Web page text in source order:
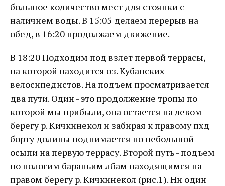
большое количество мест для стоянки с
наличием воды. В 15:05 делаем перерыв на
обед, в 16:20 продолжаем движение.
В 18:20 Подходим под взлет первой террасы,
на которой находится оз. Кубанских
велосипедистов. На подъем просматривается
два пути. Один - это продолжение тропы по
которой мы прибыли, она остается на левом
берегу р. Кичкинекол и забирая к правому пхд
борту долины поднимается по небольшой
осыпи на первую террасу. Второй путь - подъем
по пологим бараньим лбам находящимся на
правом берегу р. Кичкинекол (рис.1). Ни один